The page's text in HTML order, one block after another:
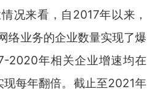
况来看，自2017年以来，
络业务的企业数量实现了爆
2020年相关企业增速均在
现每年翻倍。截止至2021年